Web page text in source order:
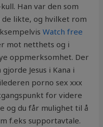
Han var den som
de likte, og hvilket rom
Watch free
mot netthets og i
oppmerksomhet. Der
Jesus i Kana i
porno sex xxx
for videre
og du får mulighet til å
f.eks supportavtale.